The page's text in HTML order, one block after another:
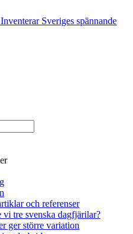
och referenser
tre svenska dagfjärilar?
ger större variation